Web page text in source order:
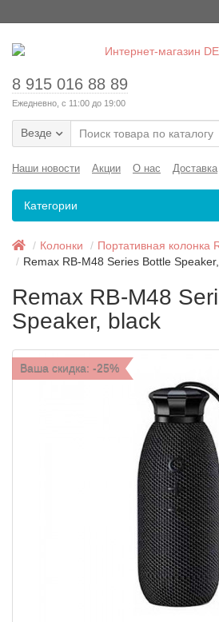
8 915 016 88 89
Ежедневно, с 11:00 до 19:00
Везде
Наши новости Акции О нас Доставка
Категории
Колонки
Портативная колонка
Remax RB-M48 Series Bottle
Remax RB-M48
Speaker, black
Ваша скидка: -25%